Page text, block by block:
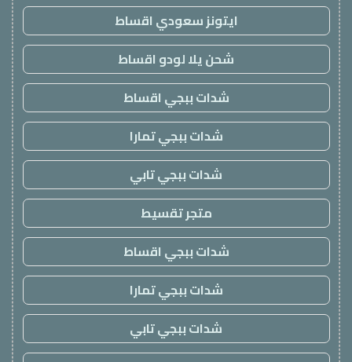
ايتونز سعودي اقساط
شحن يلا لودو اقساط
شدات ببجي اقساط
شدات ببجي تمارا
شدات ببجي تابي
متجر تقسيط
شدات ببجي اقساط
شدات ببجي تمارا
شدات ببجي تابي